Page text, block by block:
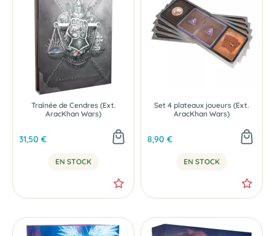
Traînée de Cendres (Ext.
AracKhan Wars)
31,50 €
EN STOCK
Set 4 plateaux joueurs (Ext.
AracKhan Wars)
8,90 €
EN STOCK